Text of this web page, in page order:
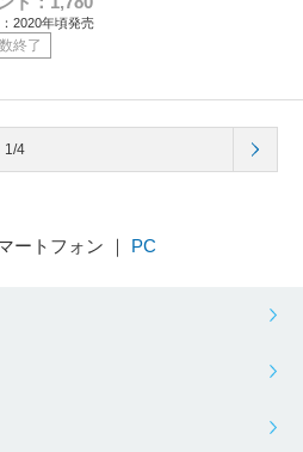
2020年頃発売
終了
1/4
ートフォン ｜ PC